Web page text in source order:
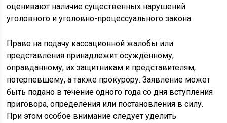
оценивают наличие существенных нарушений
уголовного и уголовно-процессуального закона.
Право на подачу кассационной жалобы или
представления принадлежит осуждённому,
оправданному, их защитникам и представителям,
потерпевшему, а также прокурору. Заявление может
быть подано в течение одного года со дня вступления
приговора, определения или постановления в силу.
При этом особое внимание следует уделить